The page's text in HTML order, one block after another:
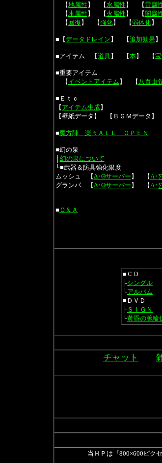
【地属性 】 【水属性 】 【雷属
【木属性 】 【 火属性 】 【 闇属
【 回復 】 【強化】 【弱体化】
■【データドレイン 】 【追加効果】
■アイテム 【道具】 【本】 【
■重要アイテム
【 イベントアイテム 】 【 八百由
■Ｅｔｃ
【 アイテム生成】
【壁紙データ】 【ＢＧＭデータ】
■魔方陣 楽々ＡＬＬ ＯＰＥＮ
■幻の泉
├幻の泉について
└■武器＆防具強化限度
ムッシュ 【Δ･Θサーバー 】 【Λ･
グランパ 【Δ･Θサーバー 】 【Λ･
■ Ｑ＆Ａ
■ＣＤ
├シングル
└アルバム
■ＤＶＤ
├ＳＩＧＮ
└黄昏の腕輪
チャット
当ＨＰは『800×600ピ